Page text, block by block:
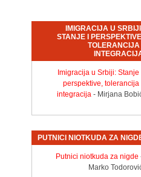
IMIGRACIJA U
STANJE I
TOLERANCIJA I
Imigracija u Srbiji: Stanje
perspektive, tolerancija
integracija - Mirjana
PUTNICI NIOTKUDA ZA
Putnici niotkuda za nigde
Marko